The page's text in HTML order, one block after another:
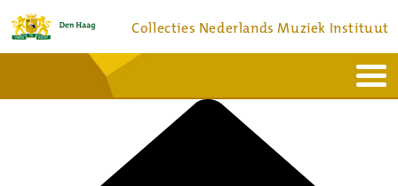
Collecties Nederlands Muziek Instituut
Bronnen en collecties